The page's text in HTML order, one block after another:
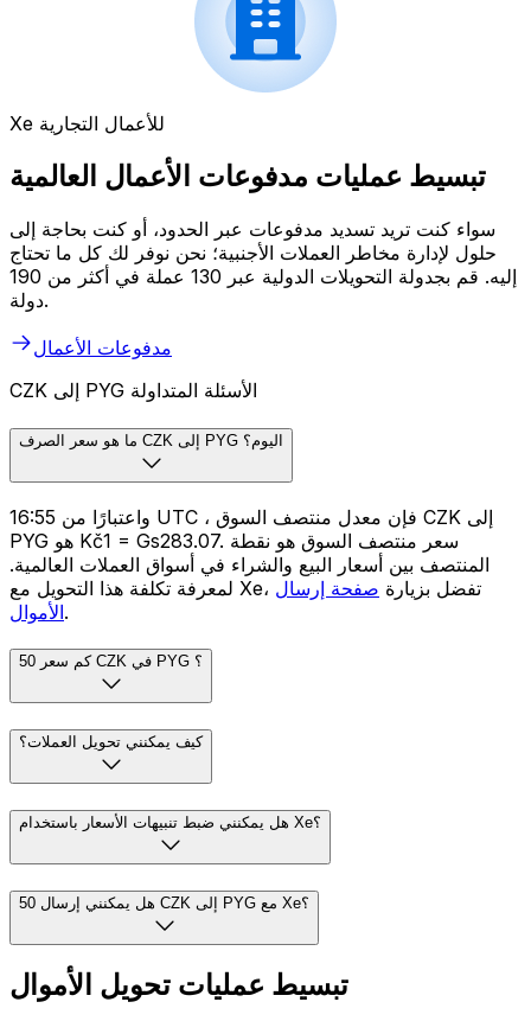
Xe للأعمال التجارية
تبسيط عمليات مدفوعات الأعمال العالمية
سواء كنت تريد تسديد مدفوعات عبر الحدود، أو كنت بحاجة إلى
حلول لإدارة مخاطر العملات الأجنبية؛ نحن نوفر لك كل ما تحتاج
إليه. قم بجدولة التحويلات الدولية عبر 130 عملة في أكثر من 190
دولة.
مدفوعات الأعمال
CZK إلى PYG الأسئلة المتداولة
ما هو سعر الصرف CZK إلى PYG اليوم؟
واعتبارًا من 16:55 UTC ، فإن معدل منتصف السوق CZK إلى
PYG هو Kč1 = Gs283.07. سعر منتصف السوق هو نقطة
المنتصف بين أسعار البيع والشراء في أسواق العملات العالمية.
لمعرفة تكلفة هذا التحويل مع Xe، تفضل بزيارة صفحة إرسال
الأموال.
كم سعر 50 CZK في PYG ؟
كيف يمكنني تحويل العملات؟
هل يمكنني ضبط تنبيهات الأسعار باستخدام Xe؟
هل يمكنني إرسال 50 CZK إلى PYG مع Xe؟
تبسيط عمليات تحويل الأموال